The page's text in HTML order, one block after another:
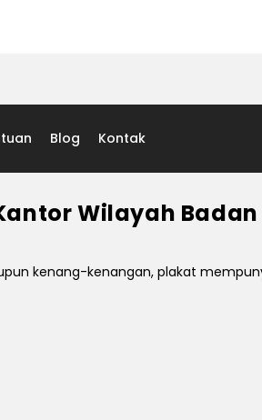
Blog Kontak
Wilayah
kenang-kenangan, plakat